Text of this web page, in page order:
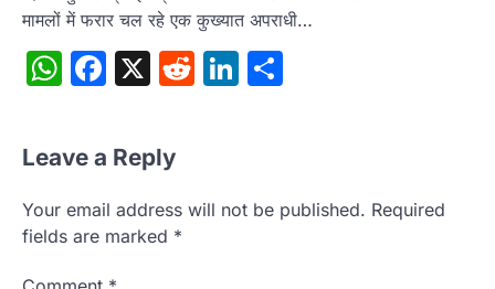
मामलों में फरार चल रहे एक कुख्यात अपराधी…
WhatsApp
Facebook
X RedditLinkedIn
Leave a Reply
Your email address will not be published. Required
fields are marked *